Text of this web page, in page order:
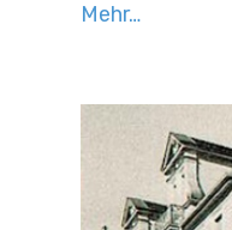
Mehr…